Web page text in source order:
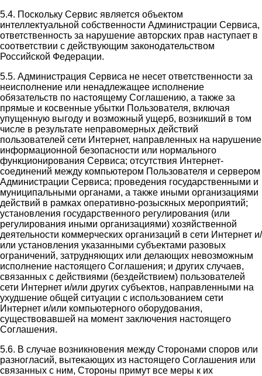
5.4. Поскольку Сервис является объектом
интеллектуальной собственности Администрации Сервиса,
ответственность за нарушение авторских прав наступает в
соответствии с действующим законодательством
Российской Федерации.
5.5. Администрация Сервиса не несет ответственности за
неисполнение или ненадлежащее исполнение
обязательств по настоящему Соглашению, а также за
прямые и косвенные убытки Пользователя, включая
упущенную выгоду и возможный ущерб, возникший в том
числе в результате неправомерных действий
пользователей сети Интернет, направленных на нарушение
информационной безопасности или нормального
функционирования Сервиса; отсутствия Интернет-
соединений между компьютером Пользователя и сервером
Администрации Сервиса; проведения государственными и
муниципальными органами, а также иными организациями
действий в рамках оперативно-розыскных мероприятий;
установления государственного регулирования (или
регулирования иными организациями) хозяйственной
деятельности коммерческих организаций в сети Интернет и/
или установления указанными субъектами разовых
ограничений, затрудняющих или делающих невозможным
исполнение настоящего Соглашения; и других случаев,
связанных с действиями (бездействием) пользователей
сети Интернет и/или других субъектов, направленными на
ухудшение общей ситуации с использованием сети
Интернет и/или компьютерного оборудования,
существовавшей на момент заключения настоящего
Соглашения.
5.6. В случае возникновения между Сторонами споров или
разногласий, вытекающих из настоящего Соглашения или
связанных с ним, Стороны примут все меры к их